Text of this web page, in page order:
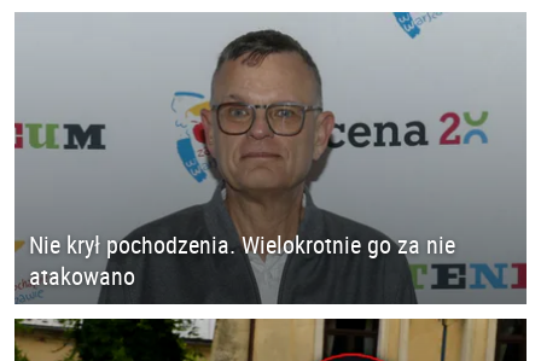
Nie krył pochodzenia. Wielokrotnie go za nie
atakowano